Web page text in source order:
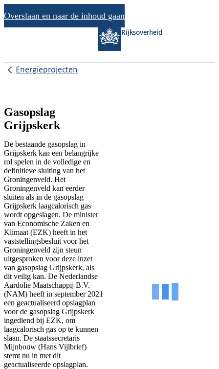
Overslaan en naar de inhoud gaan
Rijksoverheid
Energieprojecten
Gasopslag
Grijpskerk
De bestaande gasopslag in
Grijpskerk kan een belangrijke
rol spelen in de volledige en
definitieve sluiting van het
Groningenveld. Het
Groningenveld kan eerder
sluiten als in de gasopslag
Grijpskerk laagcalorisch gas
wordt opgeslagen. De minister
van Economische Zaken en
Klimaat (EZK) heeft in het
vaststellingsbesluit voor het
Groningenveld zijn steun
uitgesproken voor deze inzet
van gasopslag Grijpskerk, als
dit veilig kan. De Nederlandse
Aardolie Maatschappij B.V.
(NAM) heeft in september 2021
een geactualiseerd opslagplan
voor de gasopslag Grijpskerk
ingediend bij EZK, om
laagcalorisch gas op te kunnen
slaan. De staatssecretaris
Mijnbouw (Hans Vijlbrief)
stemt nu in met dit
geactualiseerde opslagplan.